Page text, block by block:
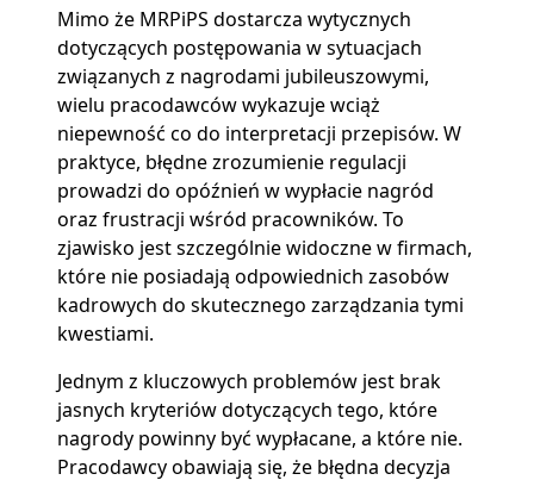
Mimo że MRPiPS dostarcza wytycznych
dotyczących postępowania w sytuacjach
związanych z nagrodami jubileuszowymi,
wielu pracodawców wykazuje wciąż
niepewność co do interpretacji przepisów. W
praktyce, błędne zrozumienie regulacji
prowadzi do opóźnień w wypłacie nagród
oraz frustracji wśród pracowników. To
zjawisko jest szczególnie widoczne w firmach,
które nie posiadają odpowiednich zasobów
kadrowych do skutecznego zarządzania tymi
kwestiami.
Jednym z kluczowych problemów jest brak
jasnych kryteriów dotyczących tego, które
nagrody powinny być wypłacane, a które nie.
Pracodawcy obawiają się, że błędna decyzja